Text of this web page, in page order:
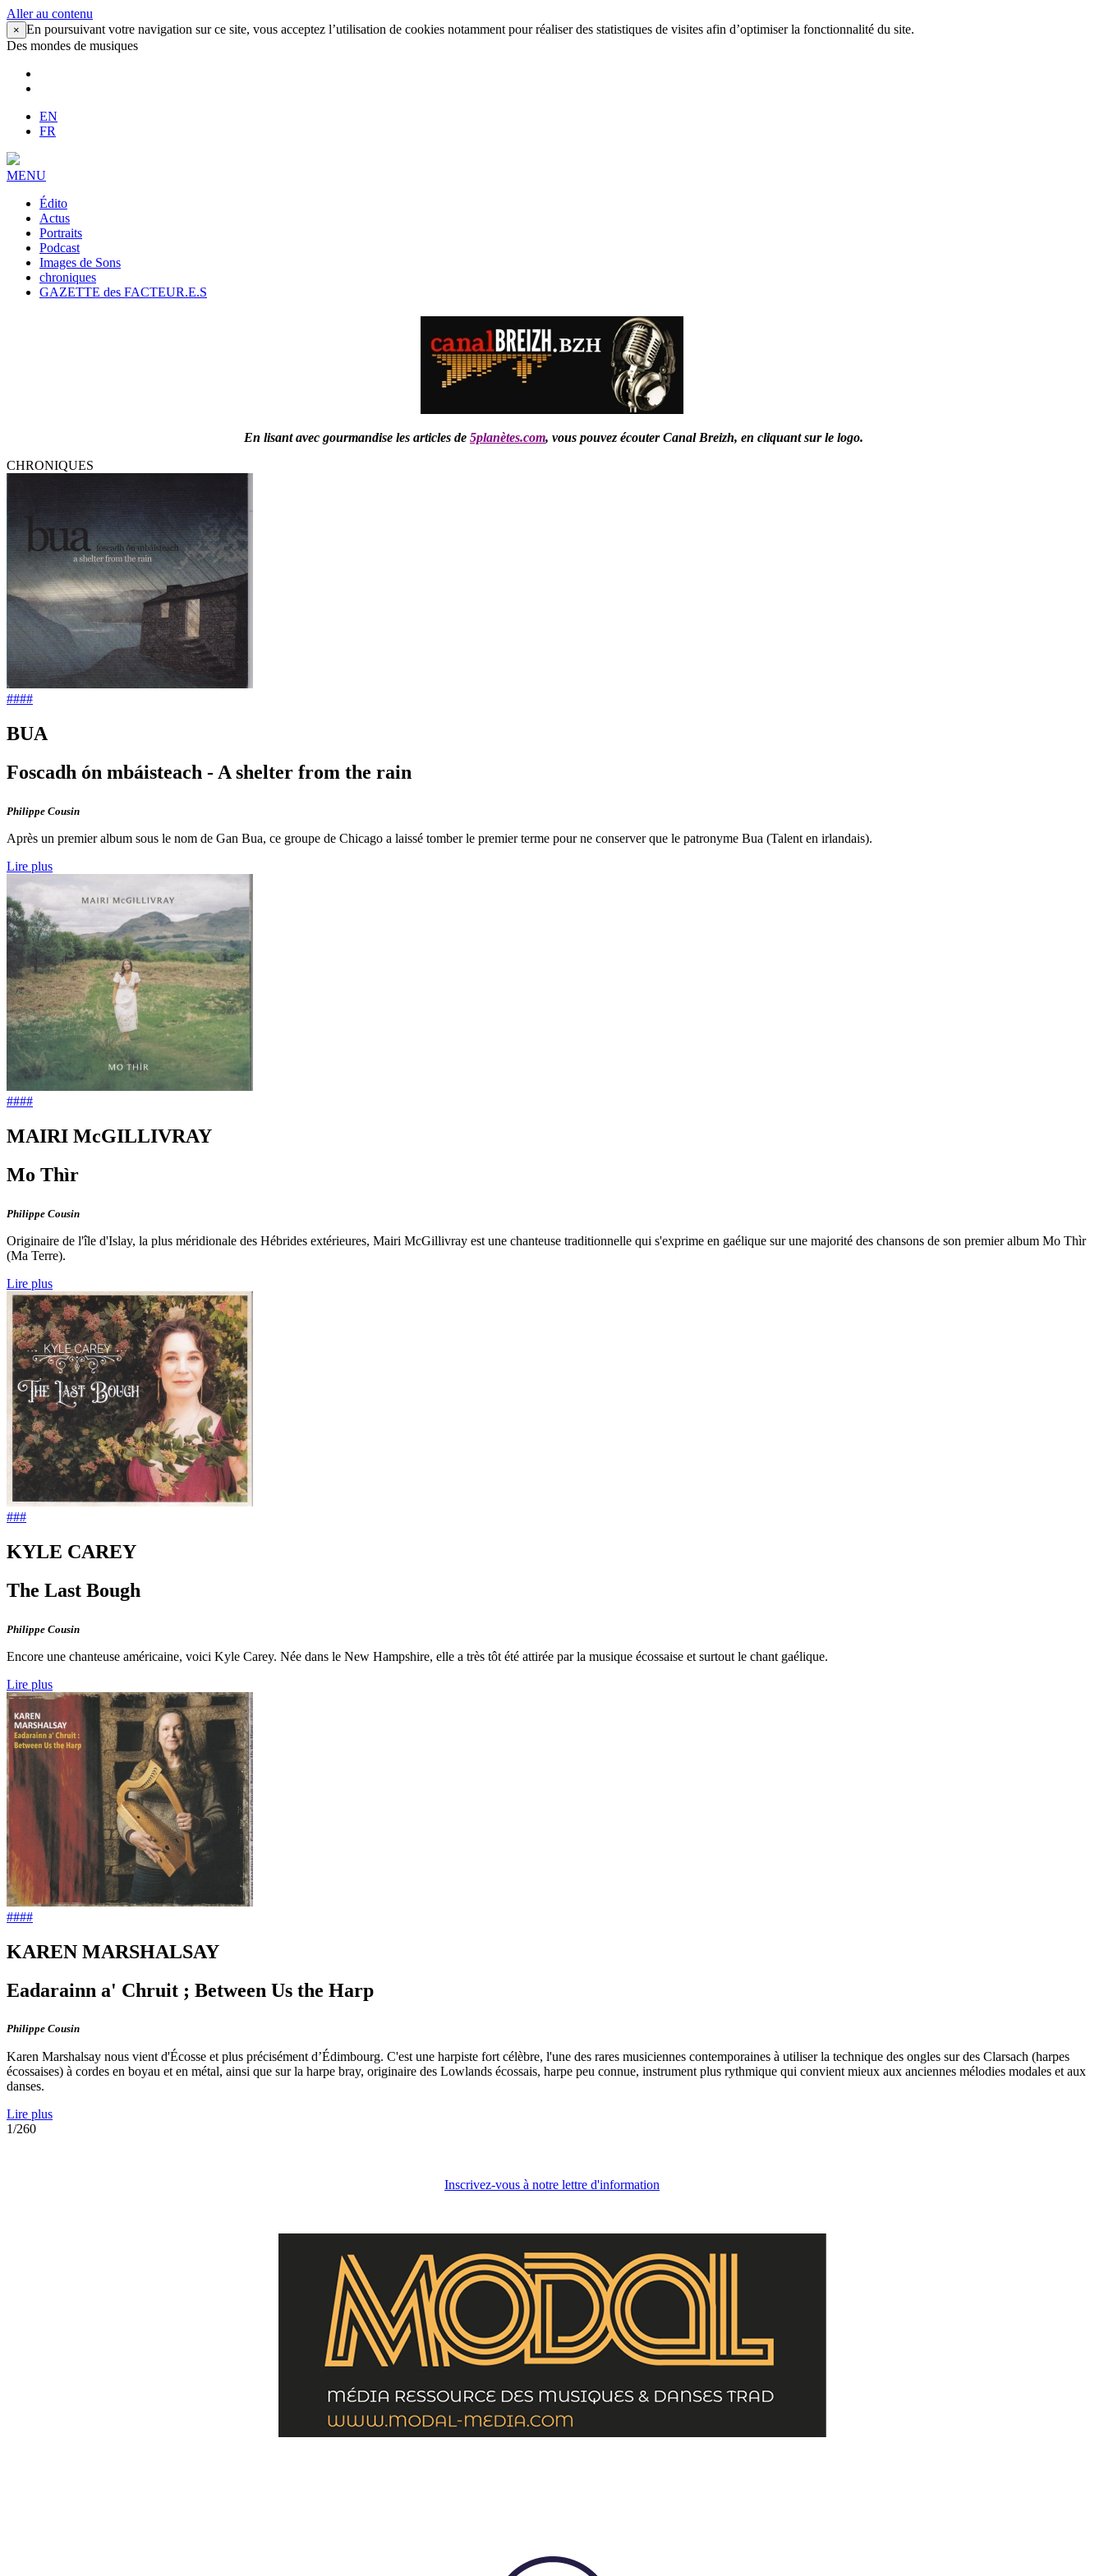
Aller au contenu
× En poursuivant votre navigation sur ce site, vous acceptez l’utilisation de cookies notamment pour réaliser des statistiques de visites afin d’optimiser la fonctionnalité du site.
Des mondes de musiques
EN
FR
MENU
Édito
Actus
Portraits
Podcast
Images de Sons
chroniques
GAZETTE des FACTEUR.E.S
En lisant avec gourmandise les articles de 5planètes.com, vous pouvez écouter Canal Breizh, en cliquant sur le logo.
CHRONIQUES
####
BUA
Foscadh ón mbáisteach - A shelter from the rain
Philippe Cousin
Après un premier album sous le nom de Gan Bua, ce groupe de Chicago a laissé tomber le premier terme pour ne conserver que le patronyme Bua (Talent en irlandais).
Lire plus
####
MAIRI McGILLIVRAY
Mo Thìr
Philippe Cousin
Originaire de l'île d'Islay, la plus méridionale des Hébrides extérieures, Mairi McGillivray est une chanteuse traditionnelle qui s'exprime en gaélique sur une majorité des chansons de son premier album Mo Thìr
(Ma Terre).
Lire plus
###
KYLE CAREY
The Last Bough
Philippe Cousin
Encore une chanteuse américaine, voici Kyle Carey. Née dans le New Hampshire, elle a très tôt été attirée par la musique écossaise et surtout le chant gaélique.
Lire plus
####
KAREN MARSHALSAY
Eadarainn a' Chruit ; Between Us the Harp
Philippe Cousin
Karen Marshalsay nous vient d'Écosse et plus précisément d’Édimbourg. C'est une harpiste fort célèbre, l'une des rares musiciennes contemporaines à utiliser la technique des ongles sur des Clarsach (harpes
écossaises) à cordes en boyau et en métal, ainsi que sur la harpe bray, originaire des Lowlands écossais, harpe peu connue, instrument plus rythmique qui convient mieux aux anciennes mélodies modales et aux
danses.
Lire plus
1/260
Inscrivez-vous à notre lettre d'information